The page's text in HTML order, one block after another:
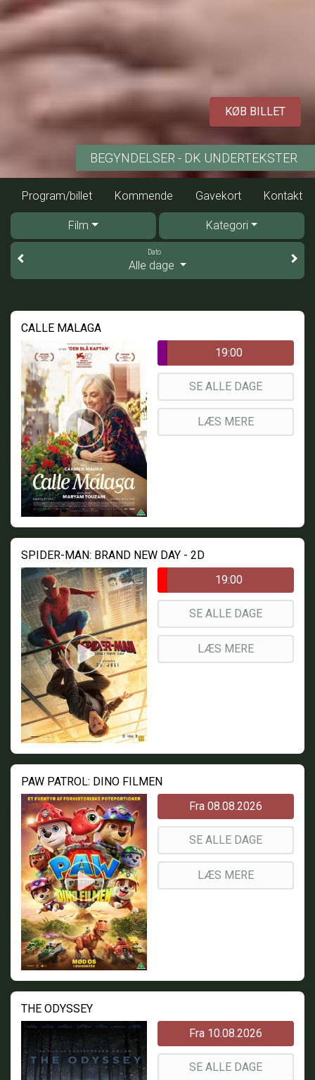
BEGYNDELSER - DK UNDERTEKSTER
KØB BILLET
Program/billet Kommende Gavekort Kontakt
Film Kategori
Dato
Alle dage
CALLE MALAGA
19:00
SE ALLE DAGE
LÆS MERE
SPIDER-MAN: BRAND NEW DAY - 2D
19:00
SE ALLE DAGE
LÆS MERE
PAW PATROL: DINO FILMEN
Fra 08.08.2026
SE ALLE DAGE
LÆS MERE
THE ODYSSEY
Fra 10.08.2026
SE ALLE DAGE